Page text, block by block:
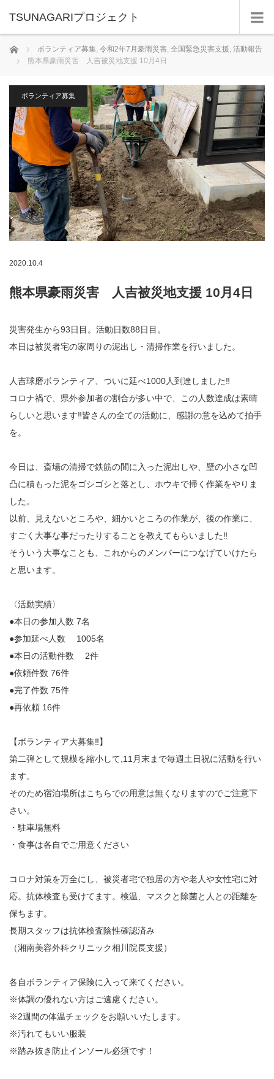
TSUNAGARIプロジェクト
ホーム ボランティア募集, 令和2年7月豪雨災害, 全国緊急災害支援, 活動報告
熊本県豪雨災害 人吉被災地支援 10月4日
ボランティア募集
2020.10.4
熊本県豪雨災害 人吉被災地支援 10月4日
災害発生から93日目。活動日数88日目。
本日は被災者宅の家周りの泥出し・清掃作業を行いました。
人吉球磨ボランティア、ついに延べ1000人到達しました‼︎
コロナ禍で、県外参加者の割合が多い中で、この人数達成は素晴
らしいと思います‼︎皆さんの全ての活動に、感謝の意を込めて拍手
を。
今日は、斎場の清掃で鉄筋の間に入った泥出しや、壁の小さな凹
凸に積もった泥をゴシゴシと落とし、ホウキで掃く作業をやりま
した。
以前、見えないところや、細かいところの作業が、後の作業に、
すごく大事な事だったりすることを教えてもらいました‼︎
そういう大事なことも、これからのメンバーにつなげていけたら
と思います。
〈活動実績〉
●本日の参加人数 7名
●参加延べ人数 1005名
●本日の活動件数 2件
●依頼件数 76件
●完了件数 75件
●再依頼 16件
【ボランティア大募集‼️】
第二弾として規模を縮小して,11月末まで毎週土日祝に活動を行い
ます。
そのため宿泊場所はこちらでの用意は無くなりますのでご注意下
さい。
・駐車場無料
・食事は各自でご用意ください
コロナ対策を万全にし、被災者宅で独居の方や老人や女性宅に対
応。抗体検査も受けてます。検温、マスクと除菌と人との距離を
保ちます。
長期スタッフは抗体検査陰性確認済み
（湘南美容外科クリニック相川院長支援）
各自ボランティア保険に入って来てください。
※体調の優れない方はご遠慮ください。
※2週間の体温チェックをお願いいたします。
※汚れてもいい服装
※踏み抜き防止インソール必須です！